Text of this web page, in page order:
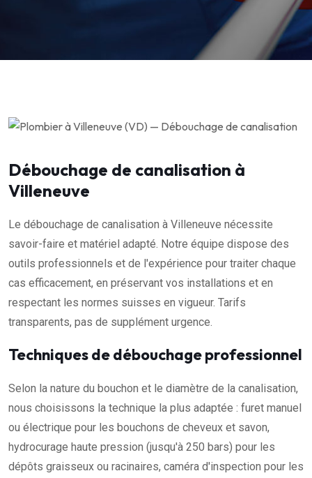
Débouchage de canalisation à
Villeneuve
Le débouchage de canalisation à Villeneuve nécessite
savoir-faire et matériel adapté. Notre équipe dispose des
outils professionnels et de l'expérience pour traiter chaque
cas efficacement, en préservant vos installations et en
respectant les normes suisses en vigueur. Tarifs
transparents, pas de supplément urgence.
Techniques de débouchage professionnel
Selon la nature du bouchon et le diamètre de la canalisation,
nous choisissons la technique la plus adaptée : furet manuel
ou électrique pour les bouchons de cheveux et savon,
hydrocurage haute pression (jusqu'à 250 bars) pour les
dépôts graisseux ou racinaires, caméra d'inspection pour les